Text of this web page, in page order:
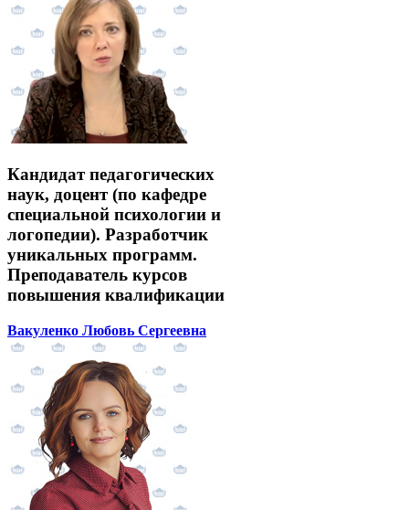
Кандидат педагогических
наук, доцент (по кафедре
специальной психологии и
логопедии). Разработчик
уникальных программ.
Преподаватель курсов
повышения квалификации
Вакуленко Любовь Сергеевна